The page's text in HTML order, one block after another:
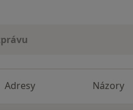
Adresy Názory